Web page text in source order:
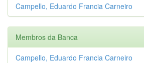
Campello, Eduardo Francia Carneiro
Membros da Banca
Campello, Eduardo Francia Carneiro